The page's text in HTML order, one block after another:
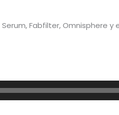
Fabfilter, Omnisphere